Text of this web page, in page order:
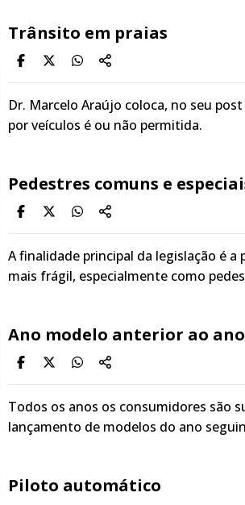
Trânsito em praias
Dr. Marcelo Araújo coloca, no seu
por veículos é ou não permitida.
Pedestres comuns e
A finalidade principal da legislação é a
mais frágil, especialmente como
Ano modelo anterior ao
Todos os anos os consumidores são
lançamento de modelos do ano
Piloto automático